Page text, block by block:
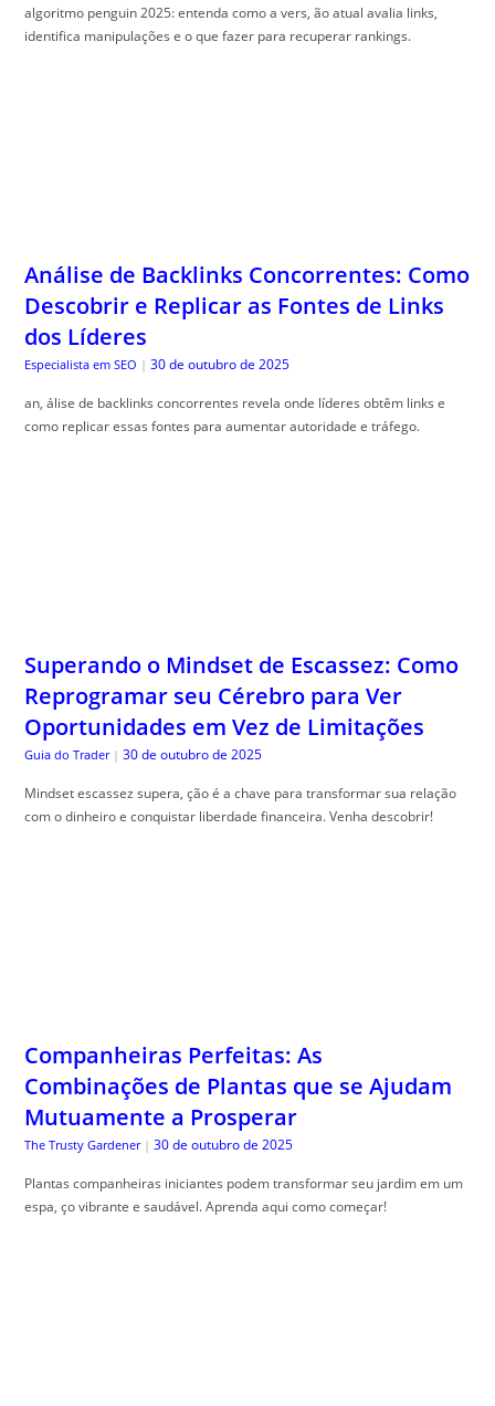
algoritmo penguin 2025: entenda como a vers, ão atual avalia links,
identifica manipulações e o que fazer para recuperar rankings.
Análise de Backlinks Concorrentes: Como
Descobrir e Replicar as Fontes de Links
dos Líderes
Especialista em SEO | 30 de outubro de 2025
an, álise de backlinks concorrentes revela onde líderes obtêm links e
como replicar essas fontes para aumentar autoridade e tráfego.
Superando o Mindset de Escassez: Como
Reprogramar seu Cérebro para Ver
Oportunidades em Vez de Limitações
Guia do Trader | 30 de outubro de 2025
Mindset escassez supera, ção é a chave para transformar sua relação
com o dinheiro e conquistar liberdade financeira. Venha descobrir!
Companheiras Perfeitas: As
Combinações de Plantas que se Ajudam
Mutuamente a Prosperar
The Trusty Gardener | 30 de outubro de 2025
Plantas companheiras iniciantes podem transformar seu jardim em um
espa, ço vibrante e saudável. Aprenda aqui como começar!